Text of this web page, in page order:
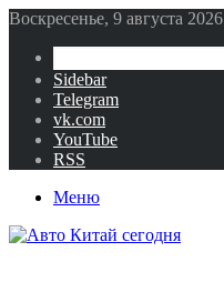
Воскресенье, 9 августа 2026
Sidebar
Telegram
vk.com
YouTube
RSS
Меню